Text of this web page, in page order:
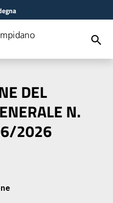
DEL
N.
2026